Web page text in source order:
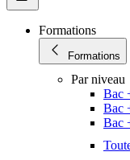
Formations
Formations
Par niveau
Bac
Bac
Bac